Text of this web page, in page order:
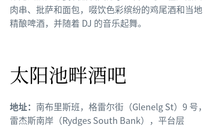
肉串、批萨和面包，啜饮色彩缤纷的鸡尾酒和当地
精酿啤酒，并随着 DJ 的音乐起舞。
太阳池畔酒吧
地址： 南布里斯班，格雷尔街（Glenelg St）9 号，
雷杰斯南岸（Rydges South Bank），平台层